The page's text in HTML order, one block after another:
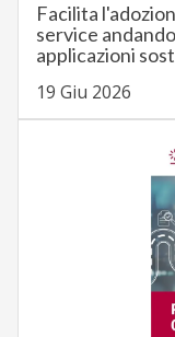
Facilita
service
applicazioni
19 Giu 2026